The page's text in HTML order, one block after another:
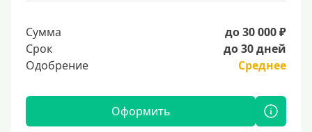
Сумма
до 30 000 ₽
Срок
до 30 дней
Одобрение
Среднее
Оформить